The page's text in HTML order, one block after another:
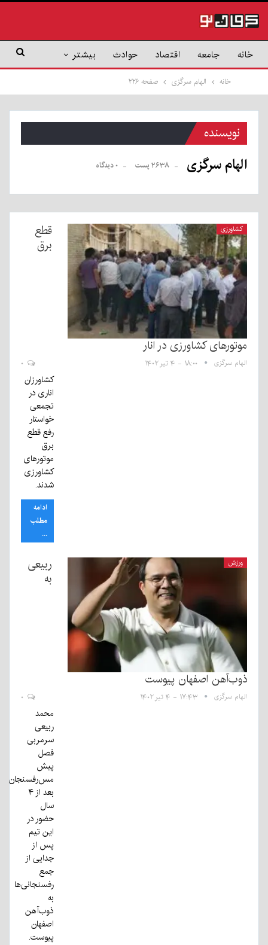
خانه جامعه اقتصاد حوادث بیشتر
خانه الهام سرگزی صفحه ۲۲۶
نویسنده
الهام سرگزی ۲۶۳۸ پست ۰ دیدگاه
کشاورزی
قطع
برق
موتور‌های کشاورزی در انار
الهام سرگزی ۱۸:۰۰ - ۴ تیر ۱۴۰۲
کشاورزان
اناری در
تجمعی
خواستار
رفع قطع
برق
موتور‌های
کشاورزی
شدند.
ادامه
مطلب
...
ورزش
ربیعی
به
ذوب‌آهن اصفهان پیوست
الهام سرگزی ۱۷:۴۳ - ۴ تیر ۱۴۰۲
محمد
ربیعی
سرمربی
فصل
پیش
مس‌‌رفسنجان
بعد از ۴
سال
حضور در
این تیم
پس از
جدایی از
جمع
رفسنجانی‌ها
به
ذوب‌آهن
اصفهان
پیوست.